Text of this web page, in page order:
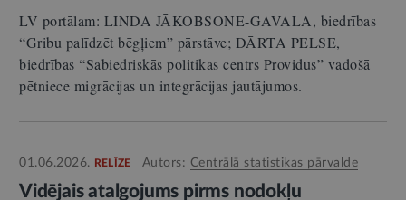
LV portālam: LINDA JĀKOBSONE-GAVALA, biedrības
“Gribu palīdzēt bēgļiem” pārstāve; DĀRTA PELSE,
biedrības “Sabiedriskās politikas centrs Providus” vadošā
pētniece migrācijas un integrācijas jautājumos.
01.06.2026. RELĪZE Autors: Centrālā statistikas pārvalde
Vidējais atalgojums pirms nodokļu